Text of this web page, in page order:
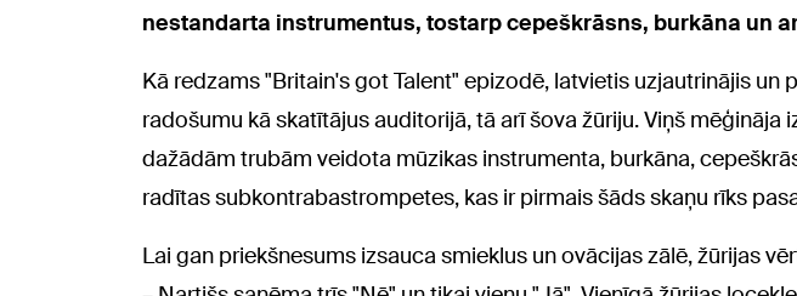
nestandarta instrumentus, tostarp cepeškrāsns, burkāna un
Kā redzams "Britain's got Talent" epizodē, latvietis uzjautrinājis un
radošumu kā skatītājus auditorijā, tā arī šova žūriju. Viņš mēģināja
dažādām trubām veidota mūzikas instrumenta, burkāna,
radītassubkontrabastrompetes, kas ir pirmais šāds skaņu rīks
Lai gan priekšnesums izsauca smieklus un ovācijas zālē, žūrijas